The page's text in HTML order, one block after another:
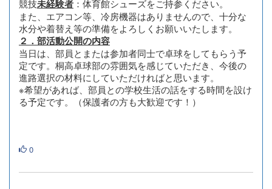
競技未経験者 ：体育館シューズをご持参ください。
また、エアコン等、冷房機器はありませんので、十分な
水分や着替え等の準備をよろしくお願いいたします。
２．部活動公開の内容
当日は、部員とまたは参加者同士で卓球をしてもらう予
定です。桐高卓球部の雰囲気を感じていただき、今後の
進路選択の材料にしていただければと思います。
※希望があれば、部員との学校生活の話をする時間を設け
る予定です。（保護者の方も大歓迎です！）
0